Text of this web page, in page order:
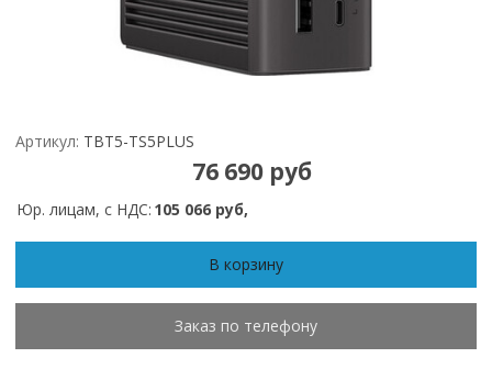
Артикул: TBT5-TS5PLUS
76 690 руб
Юр. лицам, с НДС: 105 066 руб,
В корзину
Заказ по телефону